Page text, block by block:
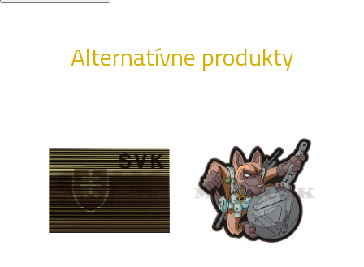
Alternatívne produkty